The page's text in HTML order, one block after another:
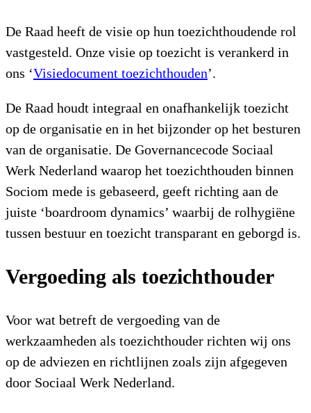
De Raad heeft de visie op hun toezichthoudende rol
vastgesteld. Onze visie op toezicht is verankerd in
ons ‘Visiedocument toezichthouden’.
De Raad houdt integraal en onafhankelijk toezicht
op de organisatie en in het bijzonder op het besturen
van de organisatie. De Governancecode Sociaal
Werk Nederland waarop het toezichthouden binnen
Sociom mede is gebaseerd, geeft richting aan de
juiste ‘boardroom dynamics’ waarbij de rolhygiëne
tussen bestuur en toezicht transparant en geborgd is.
Vergoeding als toezichthouder
Voor wat betreft de vergoeding van de
werkzaamheden als toezichthouder richten wij ons
op de adviezen en richtlijnen zoals zijn afgegeven
door Sociaal Werk Nederland.